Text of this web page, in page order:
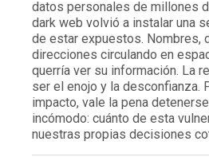
datos personales de millones
dark web volvió a instalar una
de estar expuestos. Nombres,
direcciones circulando en
querría ver su información. La
ser el enojo y la desconfianza.
impacto, vale la pena
incómodo: cuánto de esta
nuestras propias decisiones